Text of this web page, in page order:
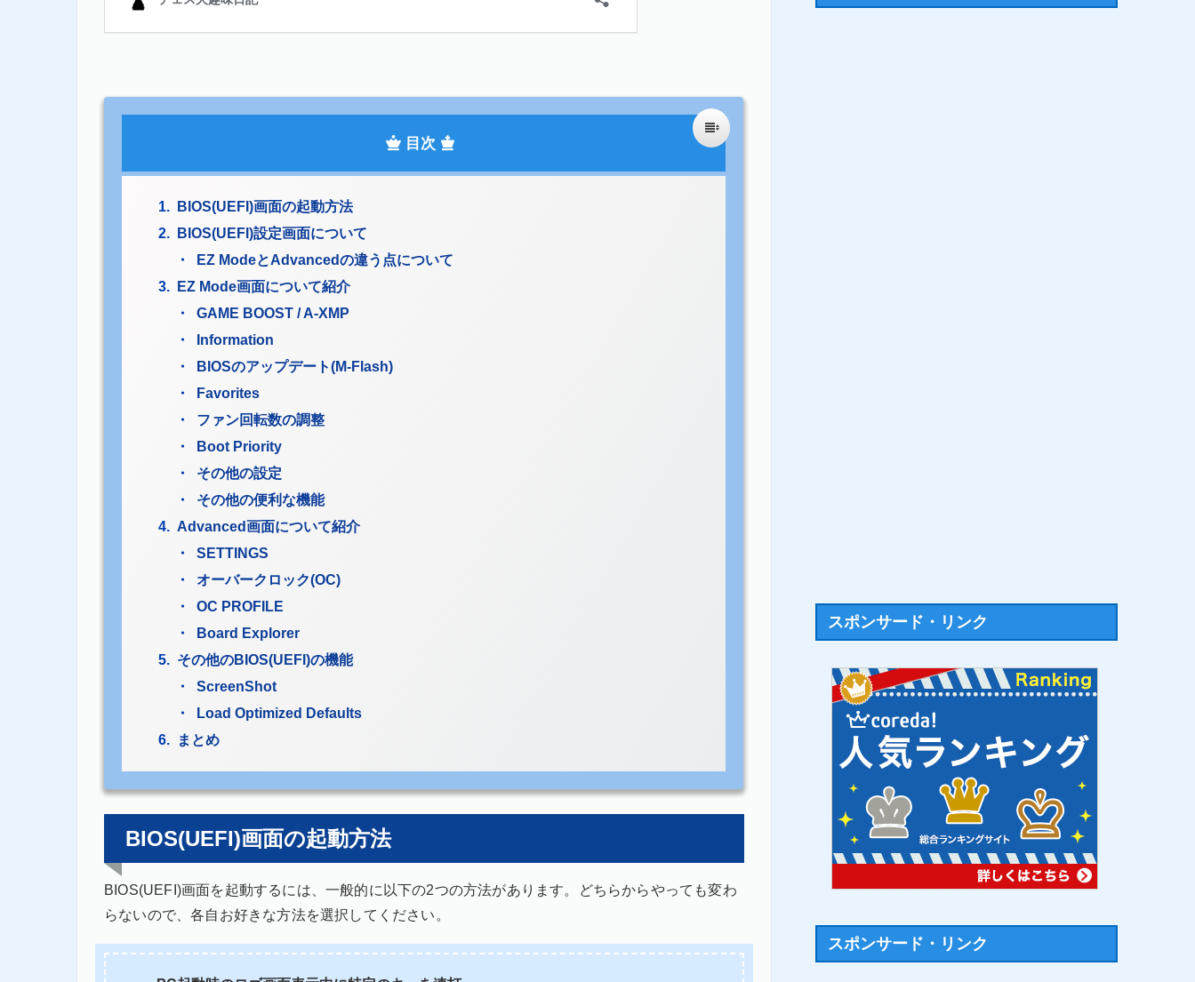
BIOS(UEFI)画面の起動方法
BIOS(UEFI)設定画面について
EZ ModeとAdvancedの違う点について
EZ Mode画面について紹介
GAME BOOST / A-XMP
Information
BIOSのアップデート(M-Flash)
Favorites
ファン回転数の調整
Boot Priority
その他の設定
その他の便利な機能
Advanced画面について紹介
SETTINGS
オーバークロック(OC)
OC PROFILE
Board Explorer
その他のBIOS(UEFI)の機能
ScreenShot
Load Optimized Defaults
まとめ
BIOS(UEFI)画面の起動方法
BIOS(UEFI)画面を起動するには、一般的に以下の2つの方法があります。どちらからやっても変わ
らないので、各自お好きな方法を選択してください。
スポンサード・リンク
スポンサード・リンク